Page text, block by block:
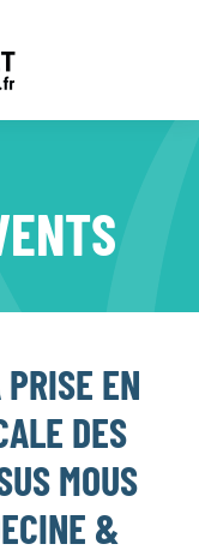
EN
DES
MOUS
&